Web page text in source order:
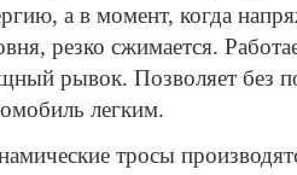
а в момент, когда
резко сжимается.
рывок. Позволяет без
легким.
тросы